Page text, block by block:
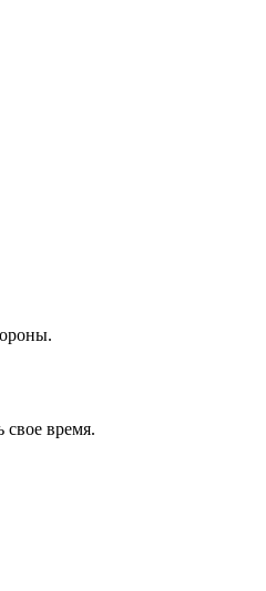
свое время.